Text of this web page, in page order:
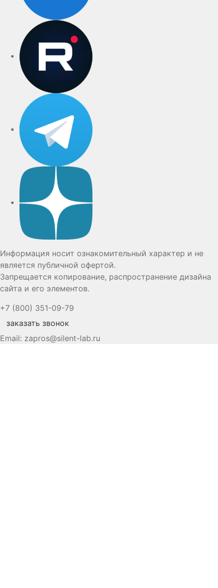
Информация носит ознакомительный характер и не
является публичной офертой.
Запрещается копирование, распространение дизайна
сайта и его элементов.
+7 (800) 351-09-79
заказать звонок
Email: zapros@silent-lab.ru